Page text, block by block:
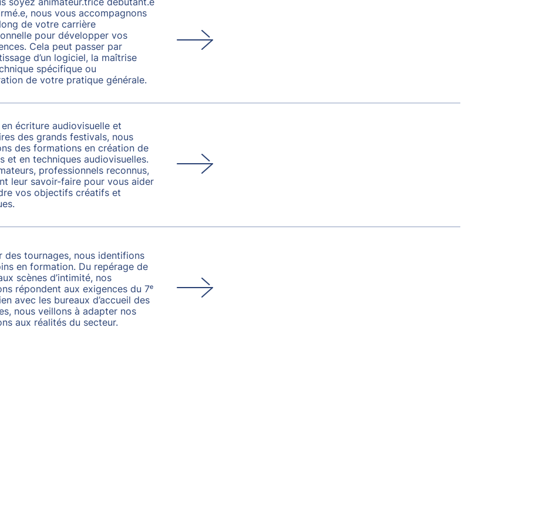
nous vous accompagnons
de votre carrière
pour développer vos
Cela peut passer par
d’un logiciel, la maîtrise
spécifique ou
de votre pratique générale.
écriture audiovisuelle et
des grands festivals, nous
des formations en création de
et en techniques audiovisuelles.
professionnels reconnus,
leur savoir-faire pour vous aider
vos objectifs créatifs et
des tournages, nous identifions
en formation. Du repérage de
scènes d’intimité, nos
répondent aux exigences du 7ᵉ
avec les bureaux d’accueil des
nous veillons à adapter nos
aux réalités du secteur.